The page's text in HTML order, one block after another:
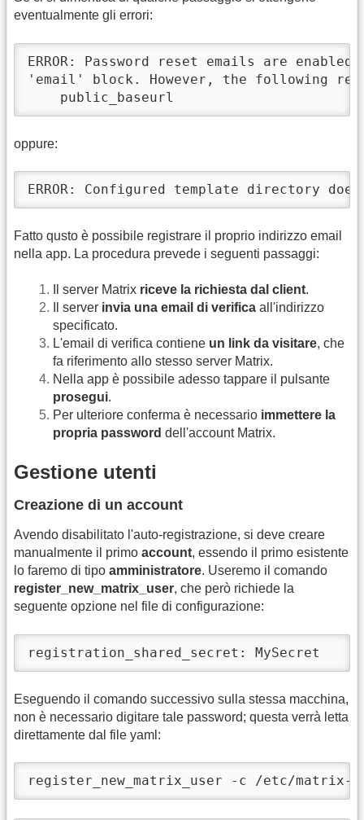
eventualmente gli errori:
ERROR: Password reset emails are
'email' block. However, the following
    public_baseurl
oppure:
ERROR: Configured template directory
Fatto qusto è possibile registrare il proprio indirizzo email
nella app. La procedura prevede i seguenti passaggi:
Il server Matrix riceve la richiesta dal client.
Il server invia una email di verifica all'indirizzo
specificato.
L'email di verifica contiene un link da visitare, che
fa riferimento allo stesso server Matrix.
Nella app è possibile adesso tappare il pulsante
prosegui.
Per ulteriore conferma è necessario immettere la
propria password dell'account Matrix.
Gestione utenti
Creazione di un account
Avendo disabilitato l'auto-registrazione, si deve creare
manualmente il primo account, essendo il primo esistente
lo faremo di tipo amministratore. Useremo il comando
register_new_matrix_user, che però richiede la
seguente opzione nel file di configurazione:
registration_shared_secret: MySecret
Eseguendo il comando successivo sulla stessa macchina,
non è necessario digitare tale password; questa verrà letta
direttamente dal file yaml:
register_new_matrix_user -c /etc/matrix-